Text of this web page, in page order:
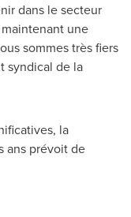
dans le secteur
une
sommes très fiers
syndical de la
la
ans prévoit de